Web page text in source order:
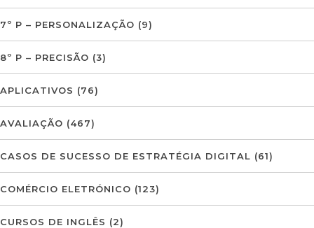
7º P – PERSONALIZAÇÃO (9)
8º P – PRECISÃO (3)
APLICATIVOS (76)
AVALIAÇÃO (467)
CASOS DE SUCESSO DE ESTRATÉGIA DIGITAL (61)
COMÉRCIO ELETRÓNICO (123)
CURSOS DE INGLÊS (2)